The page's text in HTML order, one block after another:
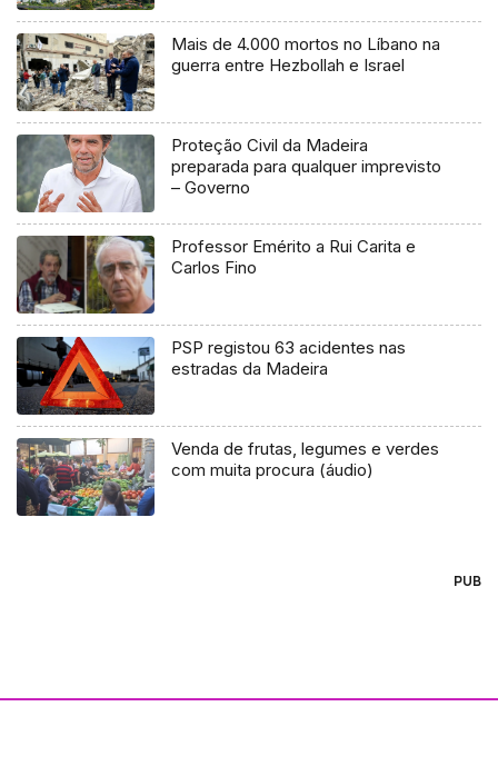
Mais de 4.000 mortos no Líbano na
guerra entre Hezbollah e Israel
Proteção Civil da Madeira
preparada para qualquer imprevisto
– Governo
Professor Emérito a Rui Carita e
Carlos Fino
PSP registou 63 acidentes nas
estradas da Madeira
Venda de frutas, legumes e verdes
com muita procura (áudio)
PUB